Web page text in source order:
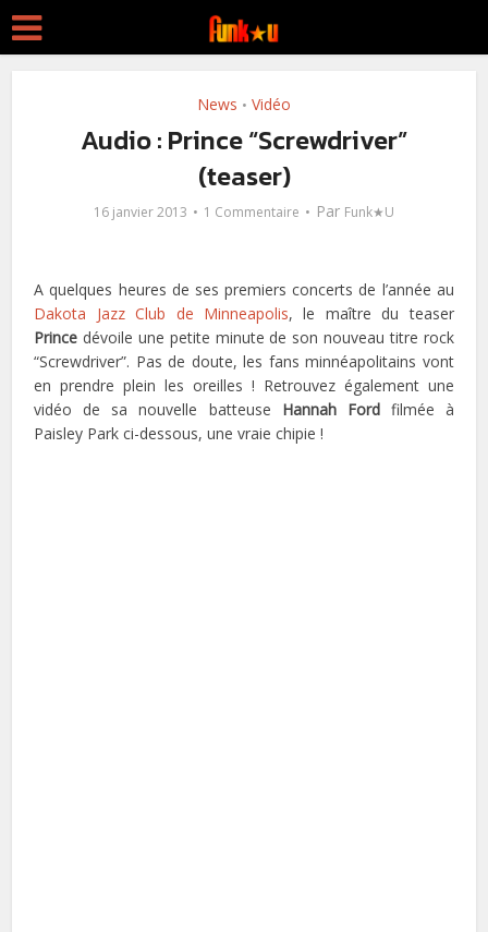
News • Vidéo
Audio : Prince “Screwdriver”
(teaser)
16 janvier 2013 1 Commentaire Par Funk★U
A quelques heures de ses premiers concerts de l’année au
Dakota Jazz Club de Minneapolis, le maître du teaser
Prince dévoile une petite minute de son nouveau titre rock
“Screwdriver”. Pas de doute, les fans minnéapolitains vont
en prendre plein les oreilles ! Retrouvez également une
vidéo de sa nouvelle batteuse Hannah Fordfilmée à
Paisley Park ci-dessous, une vraie chipie !